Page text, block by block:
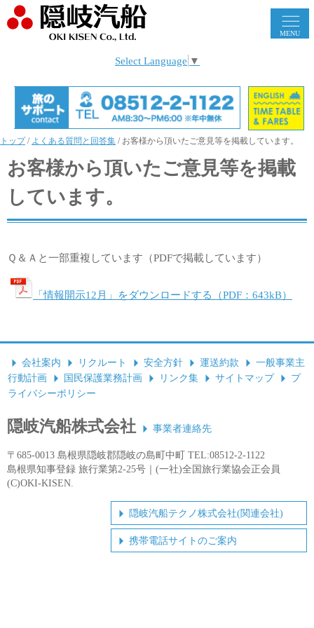
MENU
Select Language ▼
トップ/ よくある質問と回答集 / お客様から頂いたご意見等を掲載しています。
お客様から頂いたご意見等を掲載
しています。
Ｑ＆Ａと一部重複しています（PDFで掲載しています）
「情報開示12月」をダウンロードする（PDF：643kB）
会社案内 リクルート 安全方針 運送約款
一般事業主
行動計画
国民保護業務計画 リンク集 サイトマップ
プ
ライバシーポリシー
隠岐汽船株式会社 事業者連絡先
〒685-0013 島根県隠岐郡隠岐の島町中町 TEL:08512-2-1122
島根県知事登録 旅行業第2-25号｜(一社)全国旅行業協会正会員
(C)OKI-KISEN.
隠岐汽船テクノ株式会社(関連会社)
携帯電話サイトのご案内